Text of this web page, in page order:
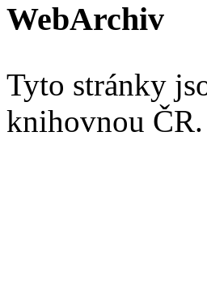
WebArchiv
Tyto stránky
knihovnou